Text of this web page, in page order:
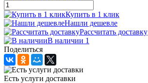
Купить в 1 клик
Нашли дешевле
Рассчитать доставку
В наличии 1
Поделиться
Есть услуги доставки